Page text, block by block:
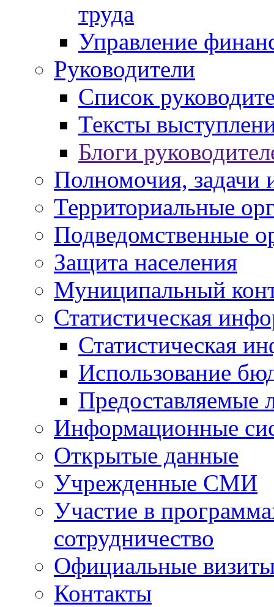
труда
Управление
Руководители
Список
Тексты
Блоги
Полномочия, задачи
Территориальные
Подведомственные
Защита населения
Муниципальный
Статистическая
Статистическая
Использование
Предоставляемые
Информационные
Открытые данные
Учрежденные СМИ
Участие в
сотрудничество
Официальные
Контакты